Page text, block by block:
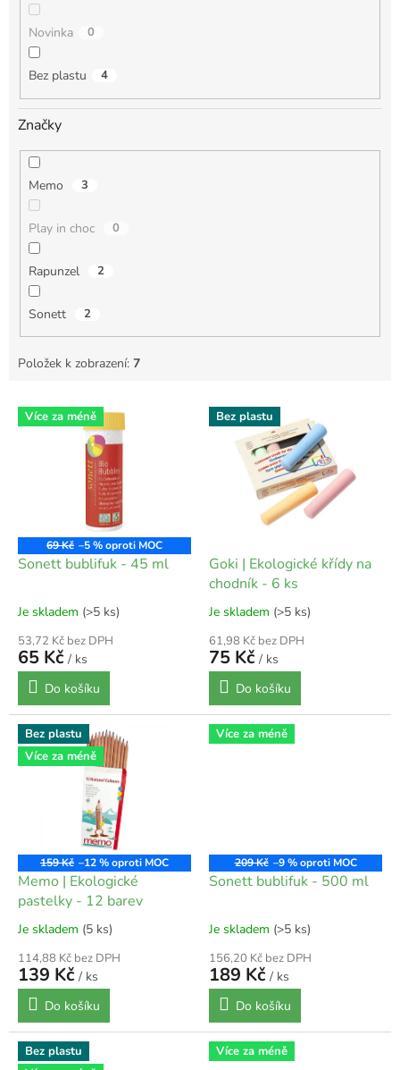
Novinka 0
Bez plastu 4
Značky
Memo 3
Play in choc 0
Rapunzel 2
Sonett 2
Položek k zobrazení: 7
V Více za méně
69 Kč –5 %
Sonett bublifuk - 45 ml
Je skladem (>5 ks)
53,72 Kč bez DPH
65 Kč / ks
Do košíku
Bez plastu
Goki | Ekologické křídy na
chodník - 6 ks
Je skladem (>5 ks)
61,98 Kč bez DPH
75 Kč / ks
Do košíku
Bez plastu
Více za méně
159 Kč –12 %
Memo | Ekologické
pastelky - 12 barev
Je skladem (5 ks)
114,88 Kč bez DPH
139 Kč / ks
Do košíku
Více za méně
209 Kč –9 %
Sonett bublifuk - 500 ml
Je skladem (>5 ks)
156,20 Kč bez DPH
189 Kč / ks
Do košíku
Bez plastu
Více za méně